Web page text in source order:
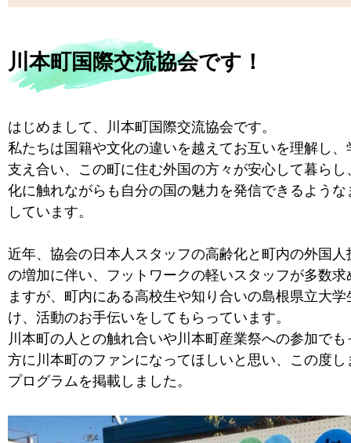
川本町国際交流協会です！
はじめまして、川本町国際交流協会です。
私たちは国籍や文化の違いを越えてお互いを理解し、
支え合い、この町に住む外国の方々が安心して暮らし
化に触れながらも自分の国の魅力を発信できるような
しています。
近年、協会の日本人スタッフの高齢化と町内の外国人
の増加に伴い、フットワークの軽いスタッフが多数求
ますが、町内にある高校生や知り合いの島根県立大学
け、活動のお手伝いをしてもらっています。
川本町の人との触れ合いや川本町産業祭への参加でも
方に川本町のファンになってほしいと思い、この度し
プログラムを掲載しました。